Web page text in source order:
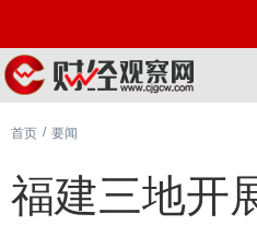
首页 / 要闻
福建三地开